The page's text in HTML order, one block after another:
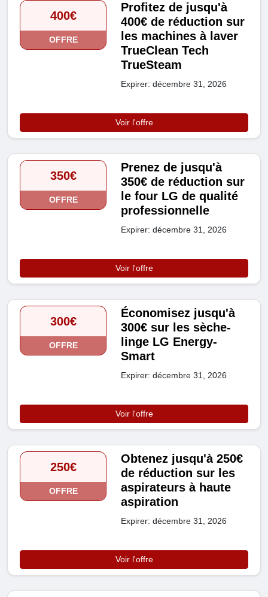
400€
OFFRE
Profitez de jusqu'à
400€ de réduction sur
les machines à laver
TrueClean Tech
TrueSteam
Expirer: décembre 31, 2026
Voir l'offre
350€
OFFRE
Prenez de jusqu'à
350€ de réduction sur
le four LG de qualité
professionnelle
Expirer: décembre 31, 2026
Voir l'offre
300€
OFFRE
Économisez jusqu'à
300€ sur les sèche-
linge LG Energy-
Smart
Expirer: décembre 31, 2026
Voir l'offre
250€
OFFRE
Obtenez jusqu'à 250€
de réduction sur les
aspirateurs à haute
aspiration
Expirer: décembre 31, 2026
Voir l'offre